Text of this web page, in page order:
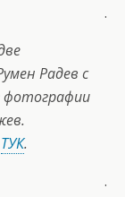
.
Радев с
фотографии
ТУК.
.